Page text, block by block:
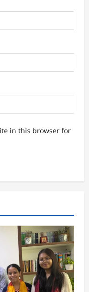
in this browser for